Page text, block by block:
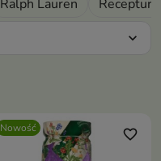
Ralph Lauren
expand_more
Nowość favorite_border